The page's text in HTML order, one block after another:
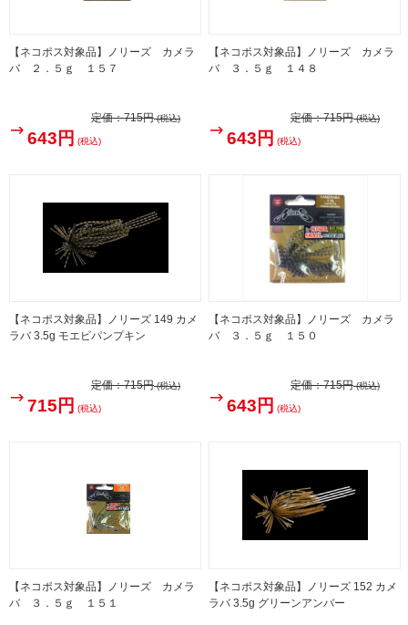
【ネコポス対象品】ノリーズ カメラ
バ ２．５ｇ １５７
定価：715円(税込)
643円 (税込)
【ネコポス対象品】ノリーズ カメラ
バ ３．５ｇ １４８
定価：715円(税込)
643円 (税込)
【ネコポス対象品】ノリーズ 149 カメ
ラバ 3.5g モエビパンプキン
定価：715円(税込)
715円 (税込)
【ネコポス対象品】ノリーズ カメラ
バ ３．５ｇ １５０
定価：715円(税込)
643円 (税込)
【ネコポス対象品】ノリーズ カメラ
バ ３．５ｇ １５１
【ネコポス対象品】ノリーズ 152 カメ
ラバ 3.5g グリーンアンバー